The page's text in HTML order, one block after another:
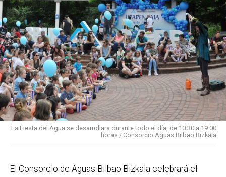
La Fiesta del Agua se desarrollara durante todo el día, de 10:30 a 19:00
horas / Consorcio Aguas Bilbao Bizkaia
El Consorcio de Aguas Bilbao Bizkaia celebrará el